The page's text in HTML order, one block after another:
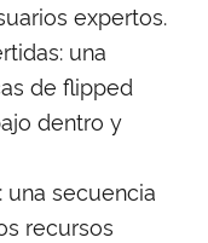
expertos.
una
de flipped
dentro y
una secuencia
recursos